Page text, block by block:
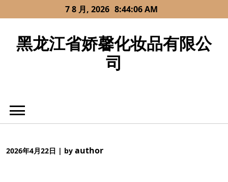
to
7 8 月, 2026 8:44:06 AM
黑龙江省娇馨化妆品有限公
司
2026年4月22日 | by author